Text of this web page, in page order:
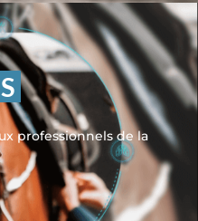
professionnels de la